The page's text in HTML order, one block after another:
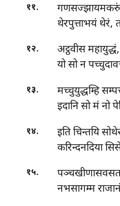
११.
थेरपुत्ताभयं थेरं,
१२.
अट्ठवीस
यो सो न
१३.
मच्चुयुद्धम्हि
इदानि सो मं नो
१४.
इति चिन्तयि
करिन्दनदिया
१५.
पञ्चखीणासवसत-
नभसागम्म